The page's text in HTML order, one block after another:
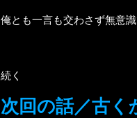
俺とも一言も交わさず無意
続く
次回の話／古く